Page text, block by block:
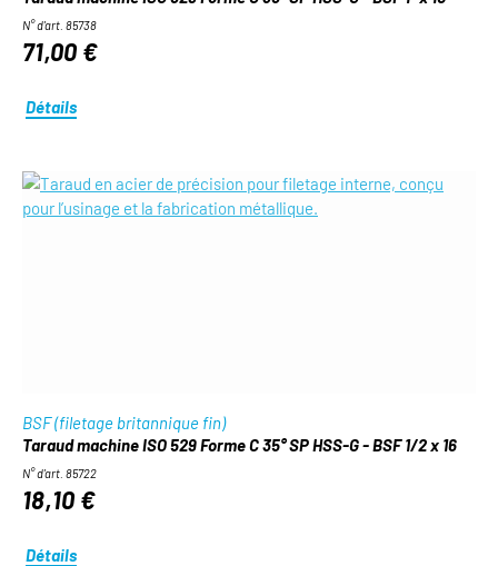
N° d'art. 85738
71,00 €
Détails
BSF (filetage britannique fin)
Taraud machine ISO 529 Forme C 35° SP HSS-G - BSF 1/2 x 16
N° d'art. 85722
18,10 €
Détails